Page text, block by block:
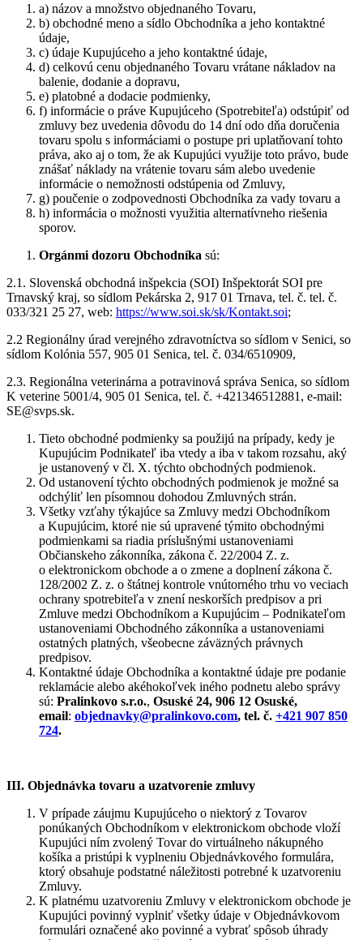
a) názov a množstvo objednaného Tovaru,
b) obchodné meno a sídlo Obchodníka a jeho kontaktné
údaje,
c) údaje Kupujúceho a jeho kontaktné údaje,
d) celkovú cenu objednaného Tovaru vrátane nákladov na
balenie, dodanie a dopravu,
e) platobné a dodacie podmienky,
f) informácie o práve Kupujúceho (Spotrebiteľa) odstúpiť od
zmluvy bez uvedenia dôvodu do 14 dní odo dňa doručenia
tovaru spolu s informáciami o postupe pri uplatňovaní tohto
práva, ako aj o tom, že ak Kupujúci využije toto právo, bude
znášať náklady na vrátenie tovaru sám alebo uvedenie
informácie o nemožnosti odstúpenia od Zmluvy,
g) poučenie o zodpovednosti Obchodníka za vady tovaru a
h) informácia o možnosti využitia alternatívneho riešenia
sporov.
Orgánmi dozoru Obchodníka sú:
2.1. Slovenská obchodná inšpekcia (SOI) Inšpektorát SOI pre
Trnavský kraj, so sídlom Pekárska 2, 917 01 Trnava, tel. č. tel. č.
033/321 25 27, web: https://www.soi.sk/sk/Kontakt.soi;
2.2 Regionálny úrad verejného zdravotníctva so sídlom v Senici, so
sídlom Kolónia 557, 905 01 Senica, tel. č. 034/6510909,
2.3. Regionálna veterinárna a potravinová správa Senica, so sídlom
K veterine 5001/4, 905 01 Senica, tel. č. +421346512881, e-mail:
SE@svps.sk.
Tieto obchodné podmienky sa použijú na prípady, kedy je
Kupujúcim Podnikateľ iba vtedy a iba v takom rozsahu, aký
je ustanovený v čl. X. týchto obchodných podmienok.
Od ustanovení týchto obchodných podmienok je možné sa
odchýliť len písomnou dohodou Zmluvných strán.
Všetky vzťahy týkajúce sa Zmluvy medzi Obchodníkom
a Kupujúcim, ktoré nie sú upravené týmito obchodnými
podmienkami sa riadia príslušnými ustanoveniami
Občianskeho zákonníka, zákona č. 22/2004 Z. z.
o elektronickom obchode a o zmene a doplnení zákona č.
128/2002 Z. z. o štátnej kontrole vnútorného trhu vo veciach
ochrany spotrebiteľa v znení neskorších predpisov a pri
Zmluve medzi Obchodníkom a Kupujúcim – Podnikateľom
ustanoveniami Obchodného zákonníka a ustanoveniami
ostatných platných, všeobecne záväzných právnych
predpisov.
Kontaktné údaje Obchodníka a kontaktné údaje pre podanie
reklamácie alebo akéhokoľvek iného podnetu alebo správy
sú: Pralinkovo s.r.o., Osuské 24, 906 12 Osuské,
email: objednavky@pralinkovo.com, tel. č. +421 907 850
724.
III. Objednávka tovaru a uzatvorenie zmluvy
V prípade záujmu Kupujúceho o niektorý z Tovarov
ponúkaných Obchodníkom v elektronickom obchode vloží
Kupujúci ním zvolený Tovar do virtuálneho nákupného
košíka a pristúpi k vyplneniu Objednávkového formulára,
ktorý obsahuje podstatné náležitosti potrebné k uzatvoreniu
Zmluvy.
K platnému uzatvoreniu Zmluvy v elektronickom obchode je
Kupujúci povinný vyplniť všetky údaje v Objednávkovom
formulári označené ako povinné a vybrať spôsob úhrady